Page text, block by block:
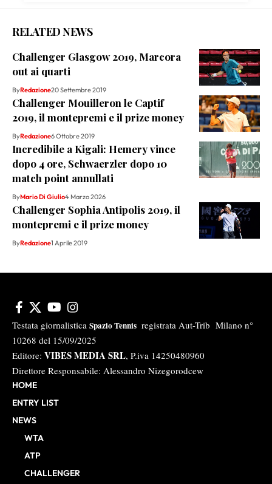
RELATED NEWS
Challenger Glasgow 2019, Marcora
out ai quarti
ByRedazione20 Settembre 2019
Challenger Mouilleron le Captif
2019, il montepremi e il prize money
ByRedazione6 Ottobre 2019
Incredibile a Kigali: Hemery vince
dopo 4 ore, Schwaerzler dopo 10
match point annullati
ByMario Di Giulio4 Marzo 2026
Challenger Sophia Antipolis 2019, il
montepremi e il prize money
ByRedazione1 Aprile 2019
Testata giornalistica Spazio Tennis registrata Aut-Trib Milano n°
10268 del 15/09/2025
Editore: VIBES MEDIA SRL, P.iva 14250480960
Direttore Responsabile: Alessandro Nizegorodcew
HOME
ENTRY LIST
NEWS
WTA
ATP
CHALLENGER